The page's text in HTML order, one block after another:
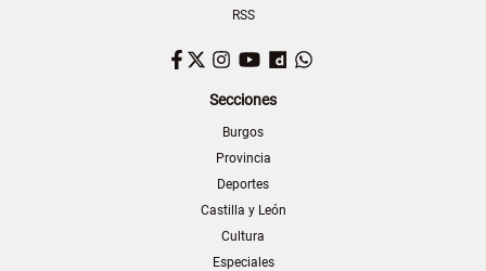
RSS
Facebook
TwitterInstagram
YouTubeDailymotion
Secciones
Burgos
Provincia
Deportes
Castilla y León
Cultura
Especiales